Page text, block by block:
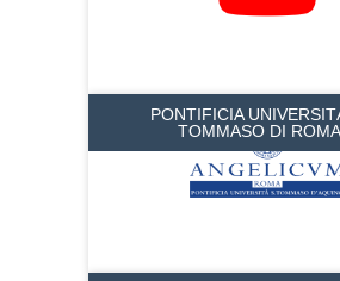
PONTIFICIA
TOMMASO DI ROMA